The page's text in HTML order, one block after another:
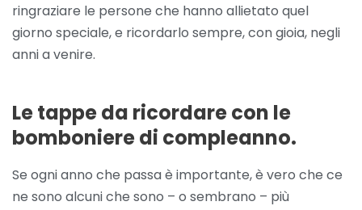
ringraziare le persone che hanno allietato quel
giorno speciale, e ricordarlo sempre, con gioia, negli
anni a venire.
Le tappe da ricordare con le
bomboniere di compleanno.
Se ogni anno che passa è importante, è vero che ce
ne sono alcuni che sono – o sembrano – più